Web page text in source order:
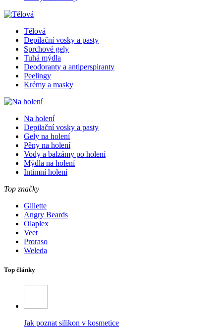
Tělová
Depilační vosky a pasty
Sprchové gely
Tuhá mýdla
Deodoranty a antiperspiranty
Peelingy
Krémy a masky
Na holení
Depilační vosky a pasty
Gely na holení
Pěny na holení
Vody a balzámy po holení
Mýdla na holení
Intimní holení
Top značky
Gillette
Angry Beards
Olaplex
Veet
Proraso
Weleda
Top články
Jak poznat silikon v kosmetice